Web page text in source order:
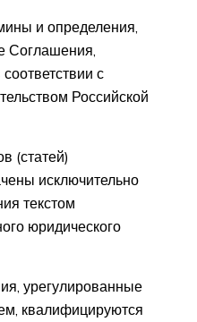
и определения,
Соглашения,
с
Российской
(статей)
исключительно
текстом
юридического
урегулированные
квалифицируются